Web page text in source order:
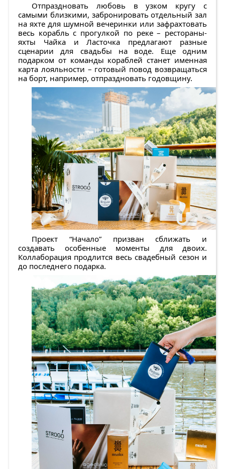
Отпраздновать любовь в узком кругу с
самыми близкими, забронировать отдельный зал
на яхте для шумной вечеринки или зафрахтовать
весь корабль с прогулкой по реке – рестораны-
яхты Чайка и Ласточка предлагают разные
сценарии для свадьбы на воде. Еще одним
подарком от команды кораблей станет именная
карта лояльности – готовый повод возвращаться
на борт, например, отпраздновать годовщину.
Проект “Начало” призван сближать и
создавать особенные моменты для двоих.
Коллаборация продлится весь свадебный сезон и
до последнего подарка.